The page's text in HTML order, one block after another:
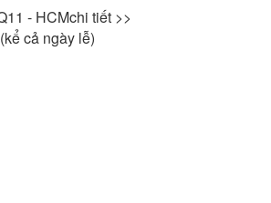
- HCMchi tiết >>
cả ngày lễ)